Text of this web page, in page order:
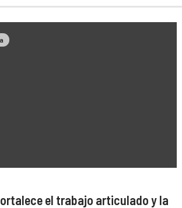
el trabajo articulado y la